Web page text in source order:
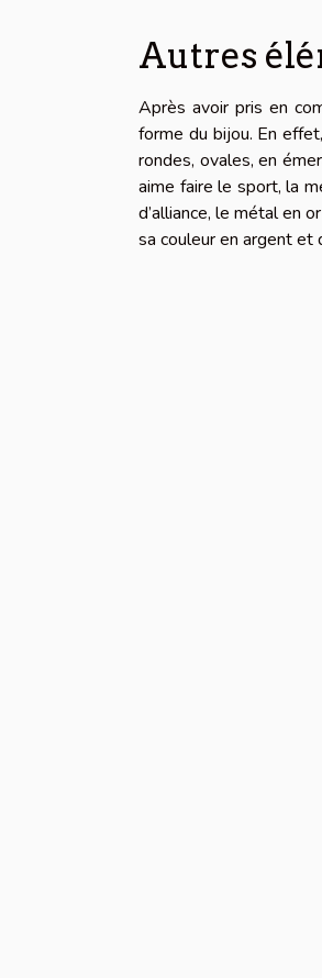
Autres
Après avoir pris en
forme du bijou. En
rondes, ovales, en
aime faire le sport, la
d’alliance, le métal en
sa couleur en argent et